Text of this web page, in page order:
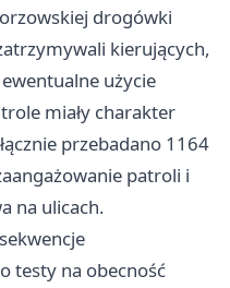
drogówki
kierujących,
użycie
miały charakter
przebadano 1164
patroli i
na ulicach.
testy na obecność